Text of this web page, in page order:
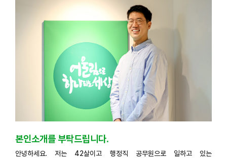
본인소개를 부탁드립니다.
안녕하세요. 저는 42살이고 행정직 공무원으로 일하고 있는